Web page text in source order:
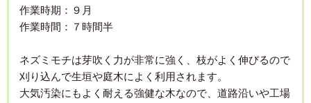
作業時期：９月
作業時間：７時間半
ネズミモチは芽吹く力が非常に強く、枝がよく伸びるので
刈り込んで生垣や庭木によく利用されます。
大気汚染にもよく耐える強健な木なので、道路沿いや工場